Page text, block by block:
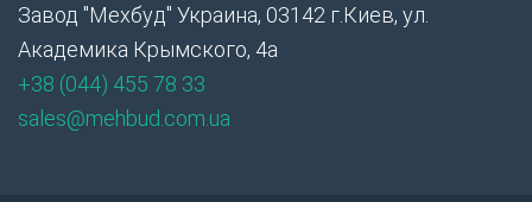
Завод "Мехбуд" Украина, 03142 г.Киев, ул.
Академика Крымского, 4а
+38 (044) 455 78 33
sales@mehbud.com.ua